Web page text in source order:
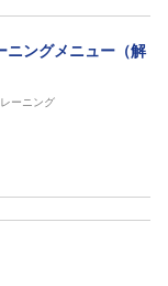
ニングメニュー（解
ーニング